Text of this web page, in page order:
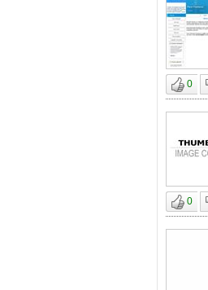
0
0